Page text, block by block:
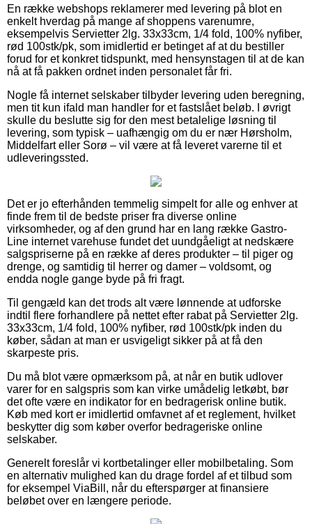
En række webshops reklamerer med levering på blot en
enkelt hverdag på mange af shoppens varenumre,
eksempelvis Servietter 2lg. 33x33cm, 1/4 fold, 100% nyfiber,
rød 100stk/pk, som imidlertid er betinget af at du bestiller
forud for et konkret tidspunkt, med hensynstagen til at de kan
nå at få pakken ordnet inden personalet får fri.
Nogle få internet selskaber tilbyder levering uden beregning,
men tit kun ifald man handler for et fastslået beløb. I øvrigt
skulle du beslutte sig for den mest betalelige løsning til
levering, som typisk – uafhængig om du er nær Hørsholm,
Middelfart eller Sorø – vil være at få leveret varerne til et
udleveringssted.
Det er jo efterhånden temmelig simpelt for alle og enhver at
finde frem til de bedste priser fra diverse online
virksomheder, og af den grund har en lang række Gastro-
Line internet varehuse fundet det uundgåeligt at nedskære
salgspriserne på en række af deres produkter – til piger og
drenge, og samtidig til herrer og damer – voldsomt, og
endda nogle gange byde på fri fragt.
Til gengæld kan det trods alt være lønnende at udforske
indtil flere forhandlere på nettet efter rabat på Servietter 2lg.
33x33cm, 1/4 fold, 100% nyfiber, rød 100stk/pk inden du
køber, sådan at man er usvigeligt sikker på at få den
skarpeste pris.
Du må blot være opmærksom på, at når en butik udlover
varer for en salgspris som kan virke umådelig letkøbt, bør
det ofte være en indikator for en bedragerisk online butik.
Køb med kort er imidlertid omfavnet af et reglement, hvilket
beskytter dig som køber overfor bedrageriske online
selskaber.
Generelt foreslår vi kortbetalinger eller mobilbetaling. Som
en alternativ mulighed kan du drage fordel af et tilbud som
for eksempel ViaBill, når du efterspørger at finansiere
beløbet over en længere periode.